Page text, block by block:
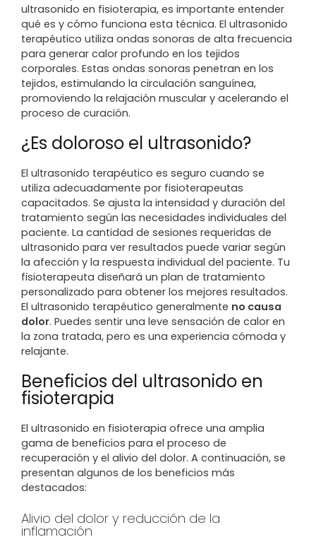
ultrasonido en fisioterapia, es importante entender
qué es y cómo funciona esta técnica. El ultrasonido
terapéutico utiliza ondas sonoras de alta frecuencia
para generar calor profundo en los tejidos
corporales. Estas ondas sonoras penetran en los
tejidos, estimulando la circulación sanguínea,
promoviendo la relajación muscular y acelerando el
proceso de curación.
¿Es doloroso el ultrasonido?
El ultrasonido terapéutico es seguro cuando se
utiliza adecuadamente por fisioterapeutas
capacitados. Se ajusta la intensidad y duración del
tratamiento según las necesidades individuales del
paciente. La cantidad de sesiones requeridas de
ultrasonido para ver resultados puede variar según
la afección y la respuesta individual del paciente. Tu
fisioterapeuta diseñará un plan de tratamiento
personalizado para obtener los mejores resultados.
El ultrasonido terapéutico generalmente no causa
dolor. Puedes sentir una leve sensación de calor en
la zona tratada, pero es una experiencia cómoda y
relajante.
Beneficios del ultrasonido en
fisioterapia
El ultrasonido en fisioterapia ofrece una amplia
gama de beneficios para el proceso de
recuperación y el alivio del dolor. A continuación, se
presentan algunos de los beneficios más
destacados:
Alivio del dolor y reducción de la
inflamación